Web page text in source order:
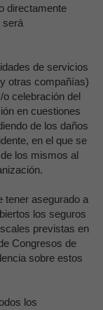
directamente
será
de servicios
otras compañías)
celebración del
en cuestiones
de los daños
en el que se
los mismos al
tener asegurado a
los seguros
previstas en
Congresos de
sobre estos
los